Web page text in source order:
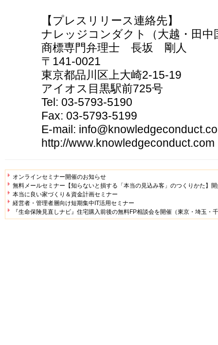
【プレスリリース連絡先】
ナレッジコンダクト（大越・田中
商標専門弁理士 長坂 剛人
〒141-0021
東京都品川区上大崎2-15-19
アイオス目黒駅前725号
Tel: 03-5793-5190
Fax: 03-5793-5199
E-mail:
http://www.knowledgeconduct.com
オンラインセミナー開催のお知らせ
無料メールセミナー【知らないと損する「本当の見込み客」のつくりかた】
本当に良い家づくり＆資金計画セミナー
経営者・管理者層向け短期集中IT活用セミナー
『生命保険見直しナビ』住宅購入前後の無料FP相談会を開催（東京・埼玉・